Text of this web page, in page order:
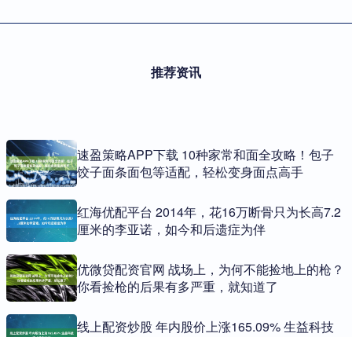
推荐资讯
速盈策略APP下载 10种家常和面全攻略！包子
饺子面条面包等适配，轻松变身面点高手
红海优配平台 2014年，花16万断骨只为长高7.2
厘米的李亚诺，如今和后遗症为伴
优微贷配资官网 战场上，为何不能捡地上的枪？
你看捡枪的后果有多严重，就知道了
线上配资炒股 年内股价上涨165.09% 生益科技